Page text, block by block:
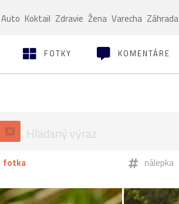
Auto Koktail Zdravie Žena Varecha Záhrada
FOTKY KOMENTÁRE
fotka nálepka